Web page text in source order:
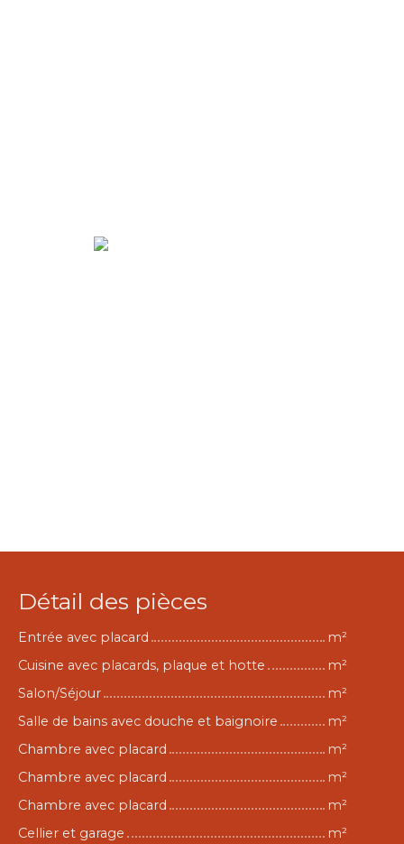
Détail des pièces
Entrée avec placard
m²
Cuisine avec placards, plaque et hotte
m²
Salon/Séjour
m²
Salle de bains avec douche et baignoire
m²
Chambre avec placard
m²
Chambre avec placard
m²
Chambre avec placard
m²
Cellier et garage
m²